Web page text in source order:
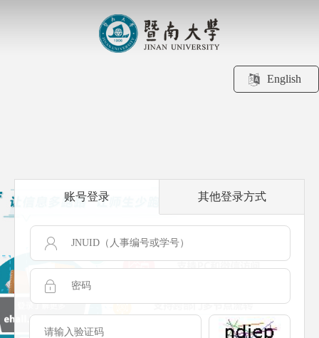
English
账号登录 其他登录方式